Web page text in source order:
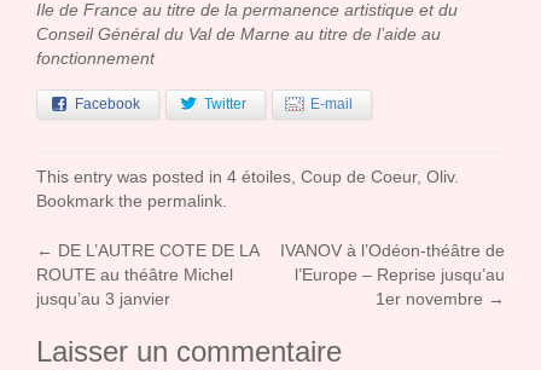
Ile de France au titre de la permanence artistique et du
Conseil Général du Val de Marne au titre de l’aide au
fonctionnement
Facebook Twitter E-mail
This entry was posted in 4 étoiles, Coup de Coeur, Oliv.
Bookmark the permalink.
Post navigation
← DE L’AUTRE COTE DE LA
ROUTE au théâtre Michel
jusqu’au 3 janvier
IVANOV à l’Odéon-théâtre de
l’Europe – Reprise jusqu’au
1er novembre →
Laisser un commentaire